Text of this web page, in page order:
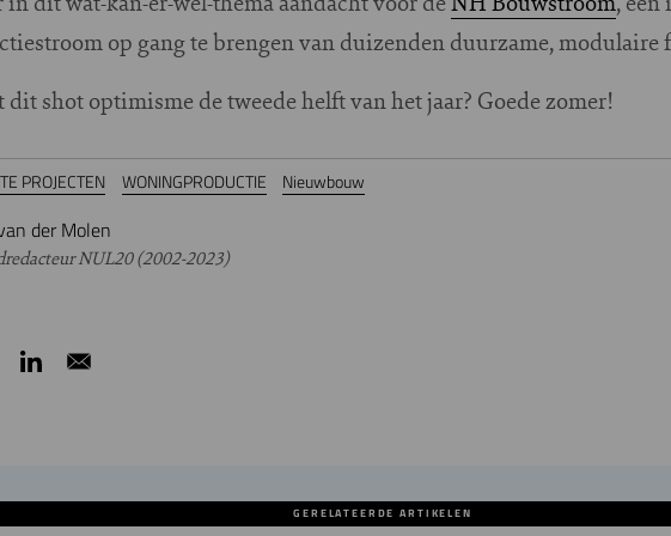
op gang te brengen van duizenden duurzame, modulaire
dit shot optimisme de tweede helft van het jaar? Goede zomer!
PROJECTEN WONINGPRODUCTIE Nieuwbouw
der Molen
NUL20 (2002-2023)
GERELATEERDE ARTIKELEN